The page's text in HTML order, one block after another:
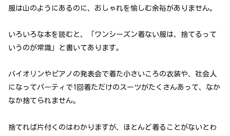
服は山のようにあるのに、おしゃれを愉しむ余裕がありません。
いろいろな本を読むと、「ワンシーズン着ない服は、捨てるって
いうのが常識」と書いてあります。
バイオリンやピアノの発表会で着た小さいころの衣装や、社会人
になってパーティで1回着ただけのスーツがたくさんあって、なか
なか捨てられません。
捨てれば片付くのはわかりますが、ほとんど着ることがないとわ